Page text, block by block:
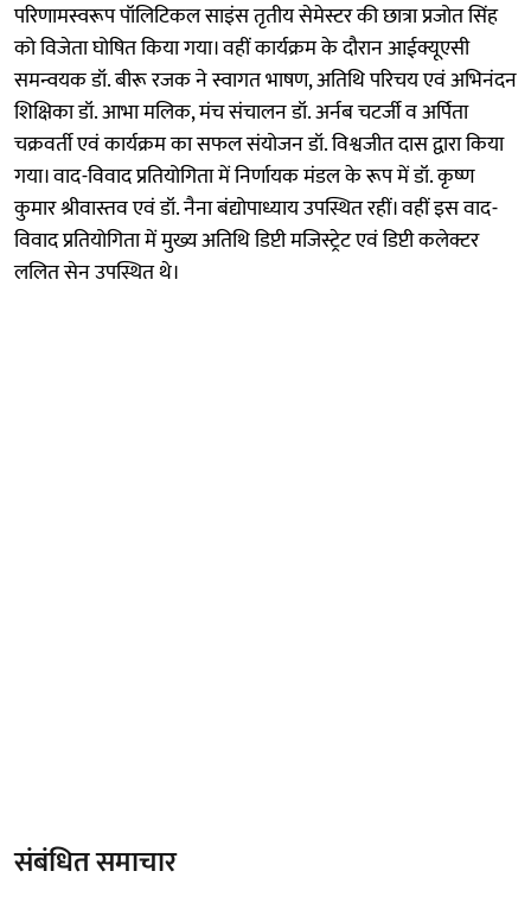
परिणामस्वरूप पॉलिटिकल साइंस तृतीय सेमेस्टर की छात्रा प्रजोत सिंह
को विजेता घोषित किया गया। वहीं कार्यक्रम के दौरान आईक्यूएसी
समन्वयक डॉ. बीरू रजक ने स्वागत भाषण, अतिथि परिचय एवं अभिनंदन
शिक्षिका डॉ. आभा मलिक, मंच संचालन डॉ. अर्नब चटर्जी व अर्पिता
चक्रवर्ती एवं कार्यक्रम का सफल संयोजन डॉ. विश्वजीत दास द्वारा किया
गया। वाद-विवाद प्रतियोगिता में निर्णायक मंडल के रूप में डॉ. कृष्ण
कुमार श्रीवास्तव एवं डॉ. नैना बंद्योपाध्याय उपस्थित रहीं। वहीं इस वाद-
विवाद प्रतियोगिता में मुख्य अतिथि डिप्टी मजिस्ट्रेट एवं डिप्टी कलेक्टर
ललित सेन उपस्थित थे।
संबंधित समाचार